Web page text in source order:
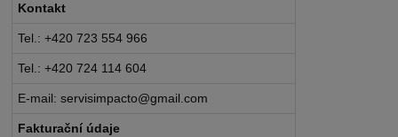
Kontakt
Tel.: +420 723 554 966
Tel.: +420 724 114 604
E-mail: servisimpacto@gmail.com
Fakturační údaje